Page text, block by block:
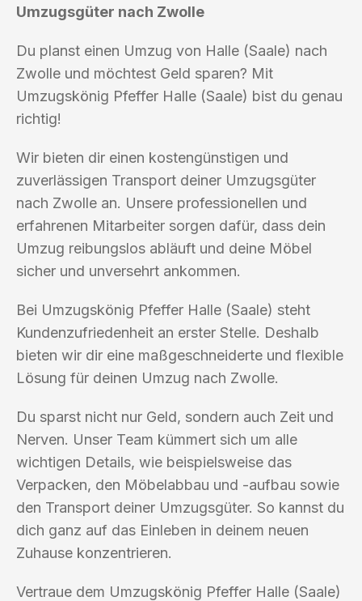
Umzugsgüter nach Zwolle
Du planst einen Umzug von Halle (Saale) nach
Zwolle und möchtest Geld sparen? Mit
Umzugskönig Pfeffer Halle (Saale) bist du genau
richtig!
Wir bieten dir einen kostengünstigen und
zuverlässigen Transport deiner Umzugsgüter
nach Zwolle an. Unsere professionellen und
erfahrenen Mitarbeiter sorgen dafür, dass dein
Umzug reibungslos abläuft und deine Möbel
sicher und unversehrt ankommen.
Bei Umzugskönig Pfeffer Halle (Saale) steht
Kundenzufriedenheit an erster Stelle. Deshalb
bieten wir dir eine maßgeschneiderte und flexible
Lösung für deinen Umzug nach Zwolle.
Du sparst nicht nur Geld, sondern auch Zeit und
Nerven. Unser Team kümmert sich um alle
wichtigen Details, wie beispielsweise das
Verpacken, den Möbelabbau und -aufbau sowie
den Transport deiner Umzugsgüter. So kannst du
dich ganz auf das Einleben in deinem neuen
Zuhause konzentrieren.
Vertraue dem Umzugskönig Pfeffer Halle (Saale)